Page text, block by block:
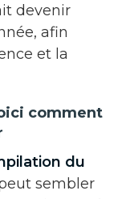
devenir
afin
et la
comment
du
sembler